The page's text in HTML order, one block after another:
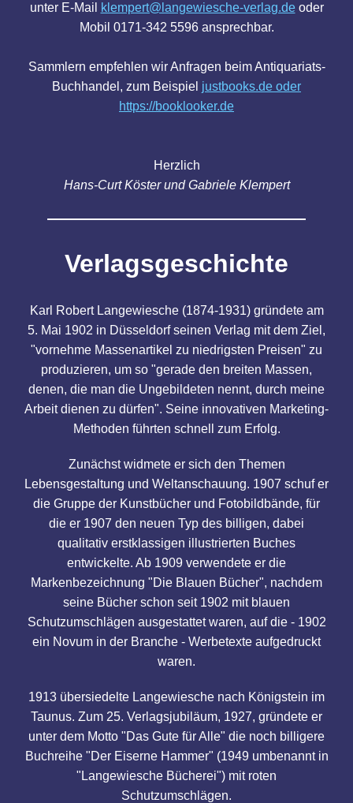
unter E-Mail
klempert@langewiesche-verlag.deoder
Mobil 0171-342 5596 ansprechbar.
Sammlern empfehlen wir Anfragen beim Antiquariats-
Buchhandel, zum Beispiel justbooks.de oder
https://booklooker.de
Herzlich
Hans-Curt Köster und Gabriele Klempert
Verlagsgeschichte
Karl Robert Langewiesche (1874-1931) gründete am
5. Mai 1902 in Düsseldorf seinen Verlag mit dem Ziel,
"vornehme Massenartikel zu niedrigsten Preisen" zu
produzieren, um so "gerade den breiten Massen,
denen, die man die Ungebildeten nennt, durch meine
Arbeit dienen zu dürfen". Seine innovativen Marketing-
Methoden führten schnell zum Erfolg.
Zunächst widmete er sich den Themen
Lebensgestaltung und Weltanschauung. 1907 schuf er
die Gruppe der Kunstbücher und Fotobildbände, für
die er 1907 den neuen Typ des billigen, dabei
qualitativ erstklassigen illustrierten Buches
entwickelte. Ab 1909 verwendete er die
Markenbezeichnung "Die Blauen Bücher", nachdem
seine Bücher schon seit 1902 mit blauen
Schutzumschlägen ausgestattet waren, auf die - 1902
ein Novum in der Branche - Werbetexte aufgedruckt
waren.
1913 übersiedelte Langewiesche nach Königstein im
Taunus. Zum 25. Verlagsjubiläum, 1927, gründete er
unter dem Motto "Das Gute für Alle" die noch billigere
Buchreihe "Der Eiserne Hammer" (1949 umbenannt in
"Langewiesche Bücherei") mit roten
Schutzumschlägen.